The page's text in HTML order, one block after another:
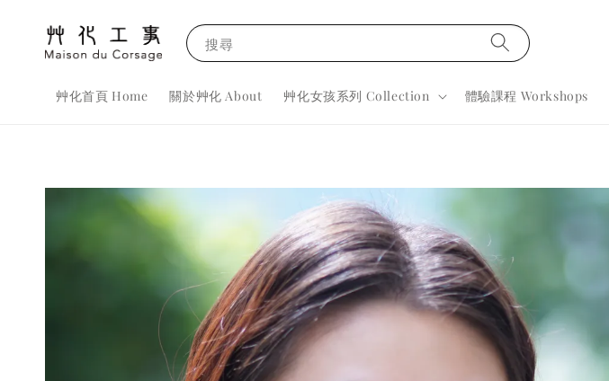
搜尋
艸化首頁 Home 關於艸化 About 艸化女孩系列 Collection 體驗課程 Workshops